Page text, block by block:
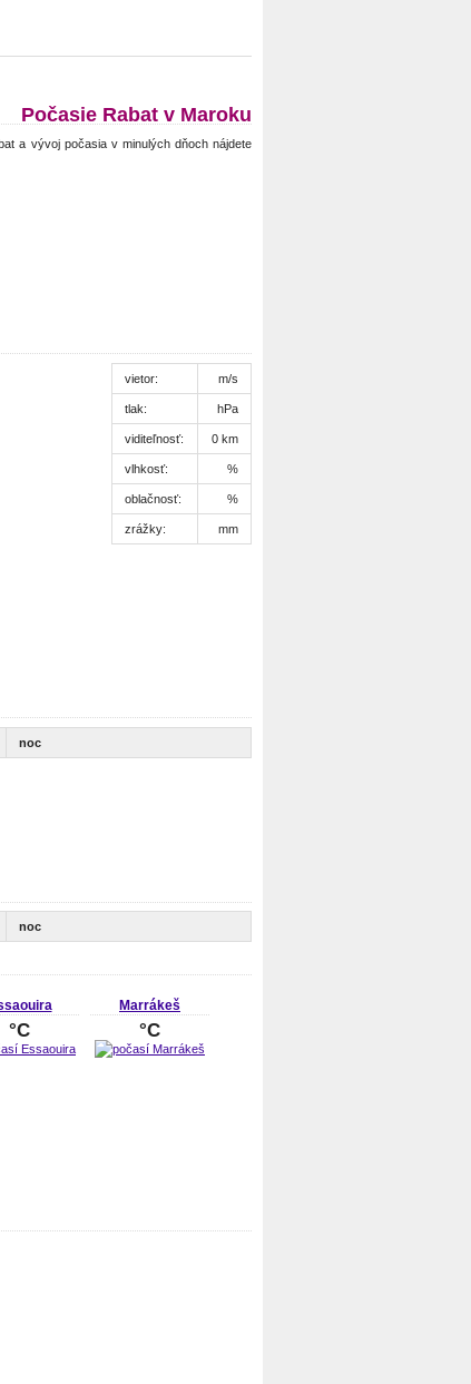
Počasie Rabat v Maroku
a vývoj počasia v minulých dňoch nájdete
vietor: m/s
tlak: hPa
viditeľnosť: 0 km
vlhkosť: %
oblačnosť: %
zrážky: mm
noc
noc
°C
Marrákeš
°C